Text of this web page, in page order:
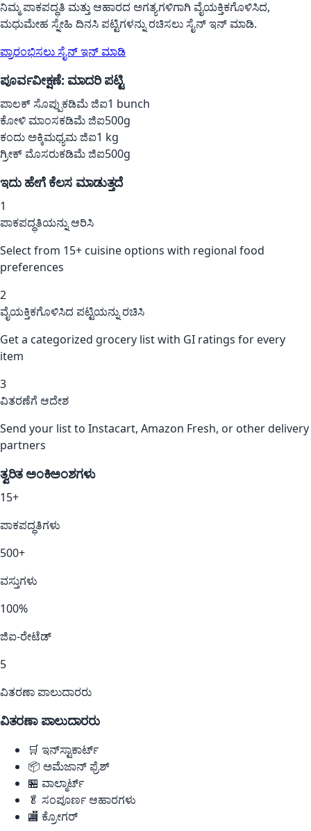
ನಿಮ್ಮ ಪಾಕಪದ್ಧತಿ ಮತ್ತು ಆಹಾರದ ಅಗತ್ಯಗಳಿಗಾಗಿ ವೈಯಕ್ತಿಕಗೊಳಿಸಿದ,
ಮಧುಮೇಹ ಸ್ನೇಹಿ ದಿನಸಿ ಪಟ್ಟಿಗಳನ್ನು ರಚಿಸಲು ಸೈನ್ ಇನ್ ಮಾಡಿ.
ಪ್ರಾರಂಭಿಸಲು ಸೈನ್ ಇನ್ ಮಾಡಿ
ಪೂರ್ವವೀಕ್ಷಣೆ: ಮಾದರಿ ಪಟ್ಟಿ
ಪಾಲಕ್ ಸೊಪ್ಪುಕಡಿಮೆ ಜಿಐ1 bunch
ಕೋಳಿ ಮಾಂಸಕಡಿಮೆ ಜಿಐ500g
ಕಂದು ಅಕ್ಕಿಮಧ್ಯಮ ಜಿಐ1 kg
ಗ್ರೀಕ್ ಮೊಸರುಕಡಿಮೆ ಜಿಐ500g
ಇದು ಹೇಗೆ ಕೆಲಸ ಮಾಡುತ್ತದೆ
1
ಪಾಕಪದ್ಧತಿಯನ್ನು ಆರಿಸಿ
Select from 15+ cuisine options with regional food
preferences
2
ವೈಯಕ್ತಿಕಗೊಳಿಸಿದ ಪಟ್ಟಿಯನ್ನು ರಚಿಸಿ
Get a categorized grocery list with GI ratings for every
item
3
ವಿತರಣೆಗೆ ಆದೇಶ
Send your list to Instacart, Amazon Fresh, or other delivery
partners
ತ್ವರಿತ ಅಂಕಿಅಂಶಗಳು
15+
ಪಾಕಪದ್ಧತಿಗಳು
500+
ವಸ್ತುಗಳು
100%
ಜಿಐ-ರೇಟೆಡ್
5
ವಿತರಣಾ ಪಾಲುದಾರರು
ವಿತರಣಾ ಪಾಲುದಾರರು
🛒 ಇನ್‌ಸ್ಟಾಕಾರ್ಟ್
📦 ಅಮೆಜಾನ್ ಫ್ರೆಶ್
🏪 ವಾಲ್ಮಾರ್ಟ್
🥬 ಸಂಪೂರ್ಣ ಆಹಾರಗಳು
🏬 ಕ್ರೋಗರ್